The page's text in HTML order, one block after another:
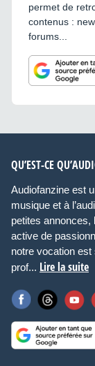
permet de
contenus :
forums...
QU’EST-CE
Audiofanzine est
musique et à
petites
active de
notre vocation
prof... Lire la suite